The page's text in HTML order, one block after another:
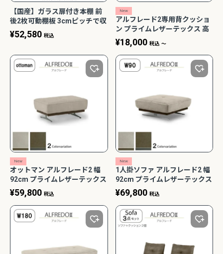
具
ロングセラー】バルバーニ・ワークス
シリーズ
【国産・高品質の書斎家具】小島工
ードシリーズ
【国産】ガラス扉付き本棚 前
後2枚可動棚板 3cmピッチで収
納自在 Nコミックキャビネット
VC-75 /文庫本/漫画/コレクシ
【フナモコ】
¥52,580 税込
New
アルフレード2専用背クッショ
ン プライムレザーテックス 高
さ2種類 関家具
¥18,000 税込 〜
New
オットマン アルフレード2 幅
92cm プライムレザーテックス
関家具
¥59,800 税込
New
1人掛ソファ アルフレード2 幅
92cm プライムレザーテックス
関家具
¥69,800 税込